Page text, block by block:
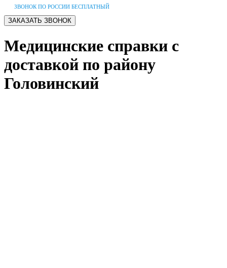
ЗВОНОК ПО РОССИИ БЕСПЛАТНЫЙ
Медицинские справки с
доставкой по району
Головинский